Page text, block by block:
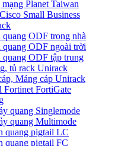
Planet Taiwan
Small Business
ODF trong nhà
quang ODF ngoài trời
quang ODF tập trung
tủ rack Unirack
Máng cáp Unirack
Fortinet FortiGate
quang Singlemode
quang Multimode
quang pigtail LC
quang pigtail FC